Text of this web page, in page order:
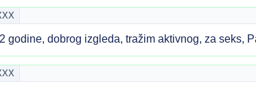
godine, dobrog izgleda, tražim aktivnog, za seks,